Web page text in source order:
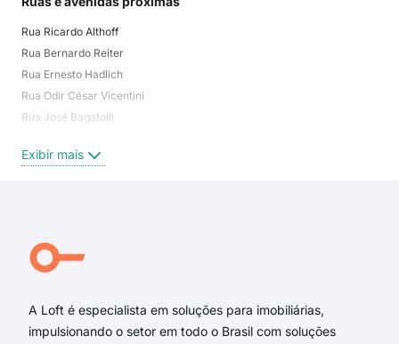
Rua Ricardo Althoff
Rua Bernardo Reiter
Rua Ernesto Hadlich
Rua Odir César Vicentini
Rua José Bagatolli
Rua Johann G H Hadlich
Rua Luiz Carlos Coelho
Rua Carlos Alberto Pamplona
Exibir mais
A Loft é especialista em soluções para imobiliárias,
impulsionando o setor em todo o Brasil com soluções